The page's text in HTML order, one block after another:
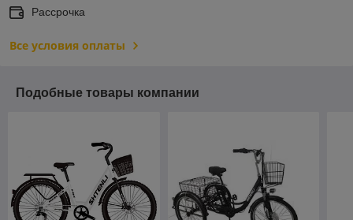
Рассрочка
Все условия оплаты
Подобные товары компании